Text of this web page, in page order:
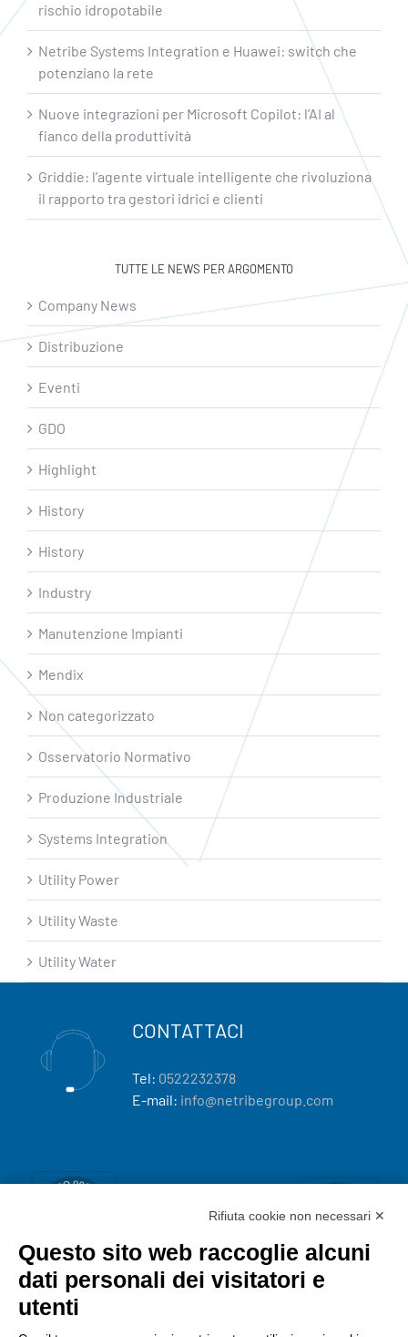
rischio idropotabile
Netribe Systems Integration e Huawei: switch che
potenziano la rete
Nuove integrazioni per Microsoft Copilot: l’AI al
fianco della produttività
Griddie: l’agente virtuale intelligente che rivoluziona
il rapporto tra gestori idrici e clienti
TUTTE LE NEWS PER ARGOMENTO
Company News
Distribuzione
Eventi
GDO
Highlight
History
History
Industry
Manutenzione Impianti
Mendix
Non categorizzato
Osservatorio Normativo
Produzione Industriale
Systems Integration
Utility Power
Utility Waste
Utility Water
CONTATTACI
Tel: 0522232378
E-mail: info@netribegroup.com
Rifiuta cookie non necessari ✕
Questo sito web raccoglie alcuni
dati personali dei visitatori e
utenti